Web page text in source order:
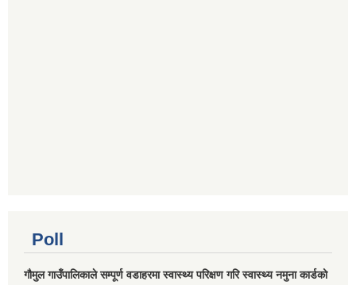
Poll
गौमुल गाउँपालिकाले सम्पूर्ण वडाहरमा स्वास्थ्य परिक्षण गरि स्वास्थ्य नमुना कार्डको